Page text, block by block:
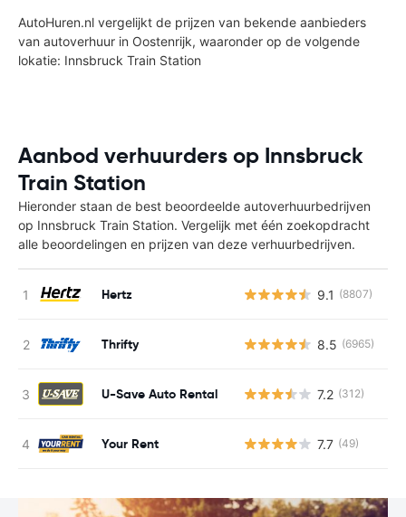
AutoHuren.nl vergelijkt de prijzen van bekende aanbieders
van autoverhuur in Oostenrijk, waaronder op de volgende
lokatie: Innsbruck Train Station
Aanbod verhuurders op Innsbruck
Train Station
Hieronder staan de best beoordeelde autoverhuurbedrijven
op Innsbruck Train Station. Vergelijk met één zoekopdracht
alle beoordelingen en prijzen van deze verhuurbedrijven.
Hertz 9.1 (8807)
Thrifty 8.5 (6965)
U-Save Auto Rental 7.2 (312)
Your Rent 7.7 (49)